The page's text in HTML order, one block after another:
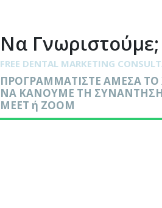
Να Γνωριστούμε;
FREE DENTAL MARKETING
ΠΡΟΓΡΑΜΜΑΤΙΣΤΕ ΑΜΕΣΑ
ΝΑ ΚΑΝΟΥΜΕ ΤΗ ΣΥΝΑΝΤΗΣΗ
MEET ή ΖΟΟΜ